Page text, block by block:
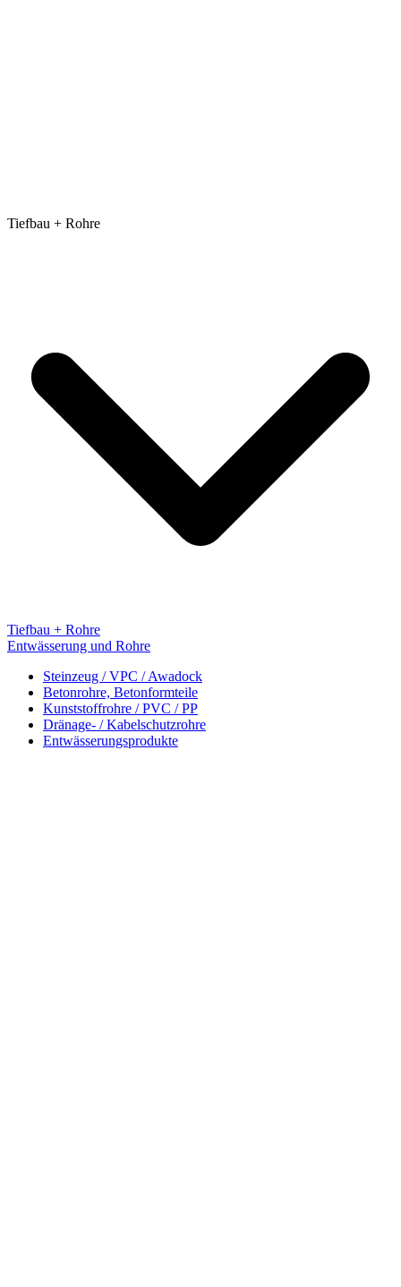
Tiefbau + Rohre
Tiefbau + Rohre
Entwässerung und Rohre
Steinzeug / VPC / Awadock
Betonrohre, Betonformteile
Kunststoffrohre / PVC / PP
Dränage- / Kabelschutzrohre
Entwässerungsprodukte